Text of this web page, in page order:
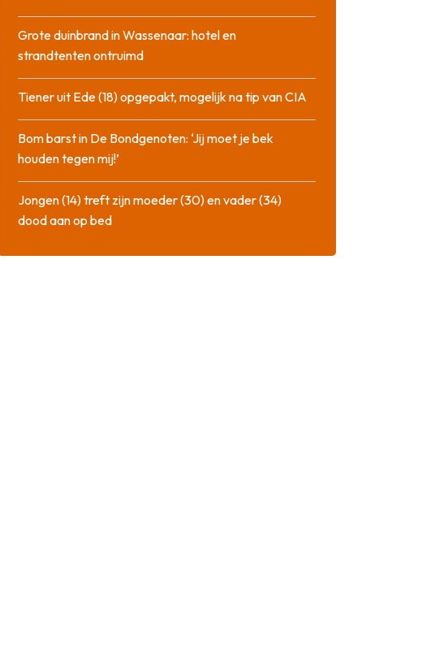
Grote duinbrand in Wassenaar: hotel en
strandtenten ontruimd
Tiener uit Ede (18) opgepakt, mogelijk na tip van CIA
Bom barst in De Bondgenoten: ‘Jij moet je bek
houden tegen mij!’
Jongen (14) treft zijn moeder (30) en vader (34)
dood aan op bed